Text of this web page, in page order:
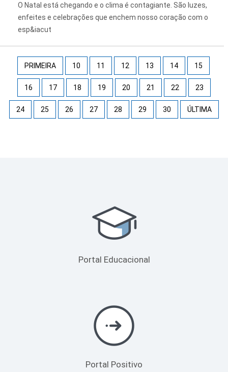
O Natal está chegando e o clima é contagiante. São luzes,
enfeites e celebrações que enchem nosso coração com o
esp&iacut
PRIMEIRA 10 11 12 13 14 15
16 17 18 19 20 21 22 23
24 25 26 27 28 29 30 ÚLTIMA
Portal Educacional
Portal Positivo